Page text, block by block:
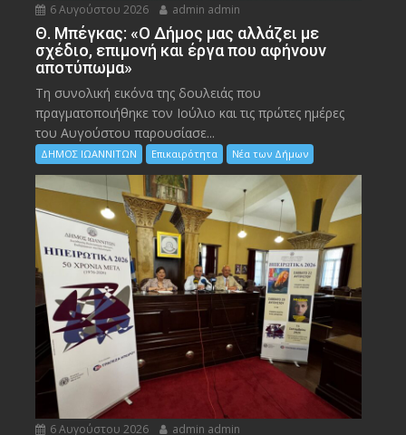
6 Αυγούστου 2026 admin admin
Θ. Μπέγκας: «Ο Δήμος μας αλλάζει με
σχέδιο, επιμονή και έργα που αφήνουν
αποτύπωμα»
Τη συνολική εικόνα της δουλειάς που
πραγματοποιήθηκε τον Ιούλιο και τις πρώτες ημέρες
του Αυγούστου παρουσίασε...
ΔΗΜΟΣ ΙΩΑΝΝΙΤΩΝ Επικαιρότητα Νέα των Δήμων
6 Αυγούστου 2026 admin admin